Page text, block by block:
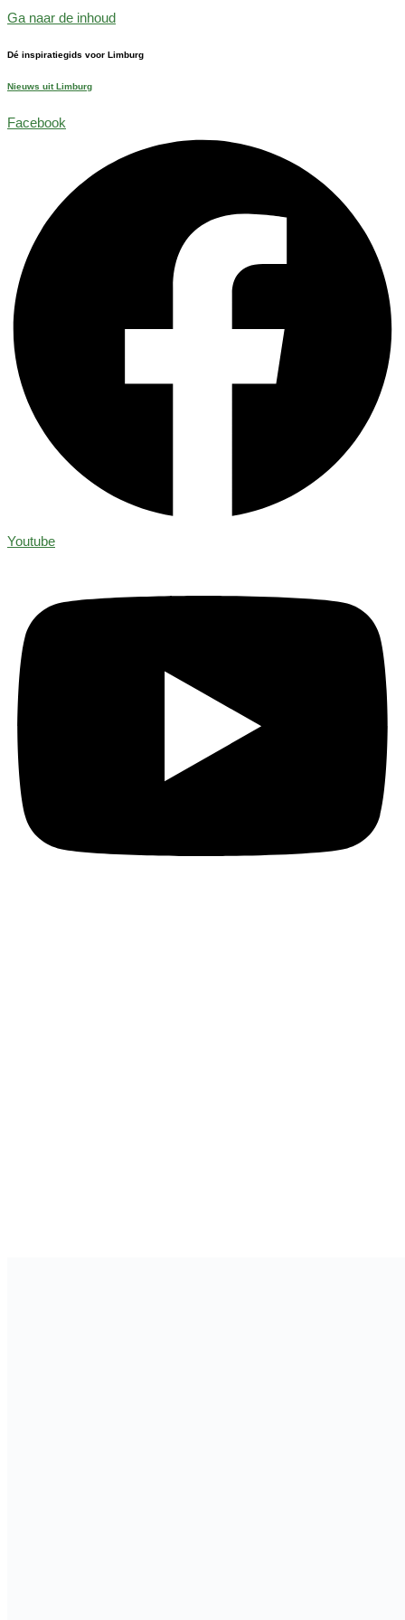
Ga naar de inhoud
Dé inspiratiegids voor Limburg
Nieuws uit Limburg
Facebook
Youtube